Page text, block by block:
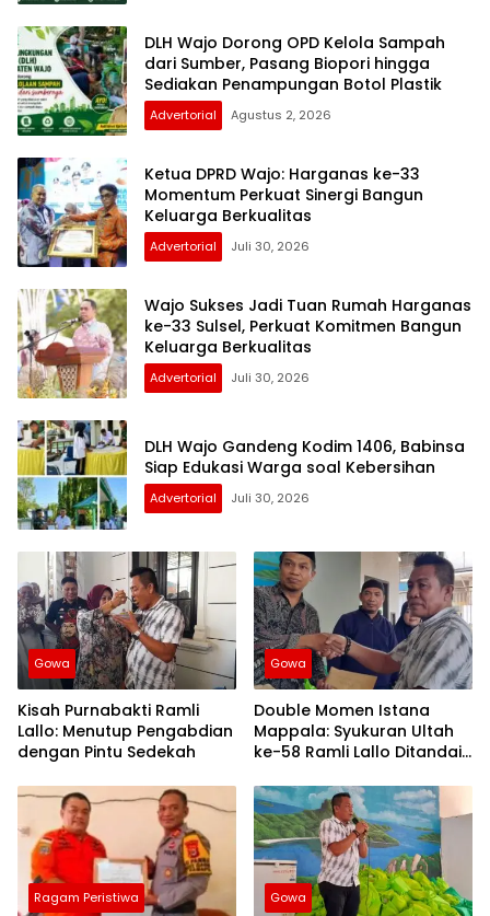
DLH Wajo Dorong OPD Kelola Sampah
dari Sumber, Pasang Biopori hingga
Sediakan Penampungan Botol Plastik
Advertorial Agustus 2, 2026
Ketua DPRD Wajo: Harganas ke-33
Momentum Perkuat Sinergi Bangun
Keluarga Berkualitas
Advertorial Juli 30, 2026
Wajo Sukses Jadi Tuan Rumah Harganas
ke-33 Sulsel, Perkuat Komitmen Bangun
Keluarga Berkualitas
Advertorial Juli 30, 2026
DLH Wajo Gandeng Kodim 1406, Babinsa
Siap Edukasi Warga soal Kebersihan
Advertorial Juli 30, 2026
Gowa
Kisah Purnabakti Ramli
Lallo: Menutup Pengabdian
dengan Pintu Sedekah
Gowa
Double Momen Istana
Mappala: Syukuran Ultah
ke-58 Ramli Lallo Ditandai
Ibadah
Ragam Peristiwa Gowa